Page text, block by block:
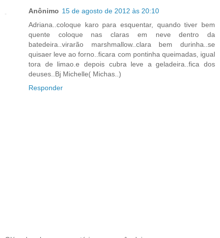
Anônimo 15 de agosto de 2012 às 20:10
Adriana..coloque karo para esquentar, quando tiver bem
quente coloque nas claras em neve dentro da
batedeira..virarão marshmallow..clara bem durinha..se
quisaer leve ao forno..ficara com pontinha queimadas, igual
tora de limao.e depois cubra leve a geladeira..fica dos
deuses..Bj Michelle( Michas..)
Responder